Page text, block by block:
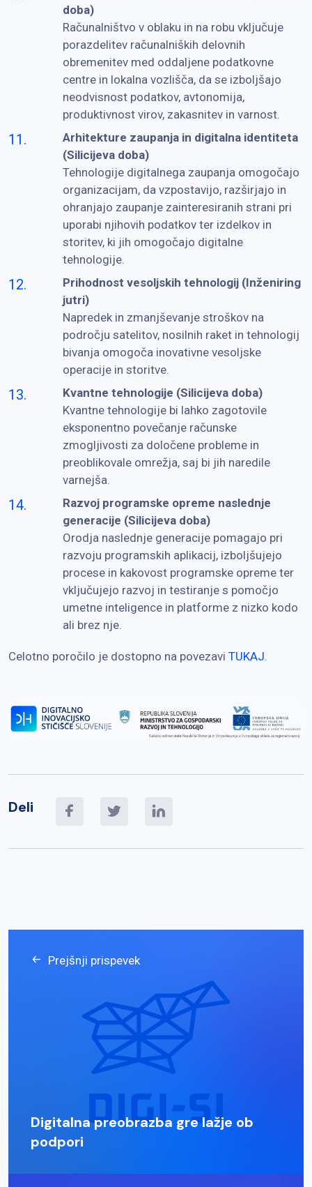
doba)
Računalništvo v oblaku in na robu vključuje
porazdelitev računalniških delovnih
obremenitev med oddaljene podatkovne
centre in lokalna vozlišča, da se izboljšajo
neodvisnost podatkov, avtonomija,
produktivnost virov, zakasnitev in varnost.
Arhitekture zaupanja in digitalna identiteta
(Silicijeva doba)
Tehnologije digitalnega zaupanja omogočajo
organizacijam, da vzpostavijo, razširjajo in
ohranjajo zaupanje zainteresiranih strani pri
uporabi njihovih podatkov ter izdelkov in
storitev, ki jih omogočajo digitalne
tehnologije.
Prihodnost vesoljskih tehnologij (Inženiring
jutri)
Napredek in zmanjševanje stroškov na
področju satelitov, nosilnih raket in tehnologij
bivanja omogoča inovativne vesoljske
operacije in storitve.
Kvantne tehnologije (Silicijeva doba)
Kvantne tehnologije bi lahko zagotovile
eksponentno povečanje računske
zmogljivosti za določene probleme in
preoblikovale omrežja, saj bi jih naredile
varnejša.
Razvoj programske opreme naslednje
generacije (Silicijeva doba)
Orodja naslednje generacije pomagajo pri
razvoju programskih aplikacij, izboljšujejo
procese in kakovost programske opreme ter
vključujejo razvoj in testiranje s pomočjo
umetne inteligence in platforme z nizko kodo
ali brez nje.
Celotno poročilo je dostopno na povezavi TUKAJ
Deli
Prejšnji prispevek
Digitalna preobrazba gre lažje ob
podpori